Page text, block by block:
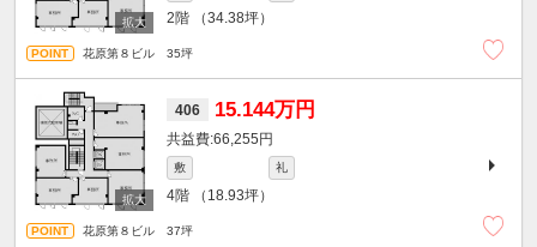
2階 （34.38坪）
花原第８ビル 35坪
406 15.144万円
66,255円
敷 礼
4階 （18.93坪）
花原第８ビル 37坪